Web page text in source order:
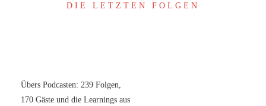
DIE LETZTEN FOLGEN
Übers Podcasten: 239 Folgen,
170 Gäste und die Learnings aus